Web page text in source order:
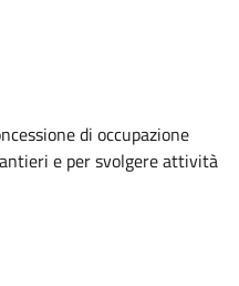
di occupazione
e per svolgere attività